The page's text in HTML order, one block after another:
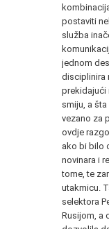
postaviti
služba
jednom
disciplinira
prekidajući
smiju, a
vezano za
ovdje
ako bi bilo
novinara i
tome, te
utakmicu.
selektora
Rusijom, a